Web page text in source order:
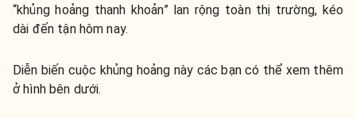
“khủng hoảng thanh khoản” lan rộng toàn thị trường, kéo
dài đến tận hôm nay.
Diễn biến cuộc khủng hoảng này các bạn có thể xem thêm
ở hình bên dưới.